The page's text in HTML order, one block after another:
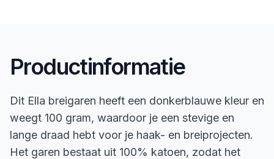
Productinformatie
Dit Ella breigaren heeft een donkerblauwe kleur en
weegt 100 gram, waardoor je een stevige en
lange draad hebt voor je haak- en breiprojecten.
Het garen bestaat uit 100% katoen, zodat het